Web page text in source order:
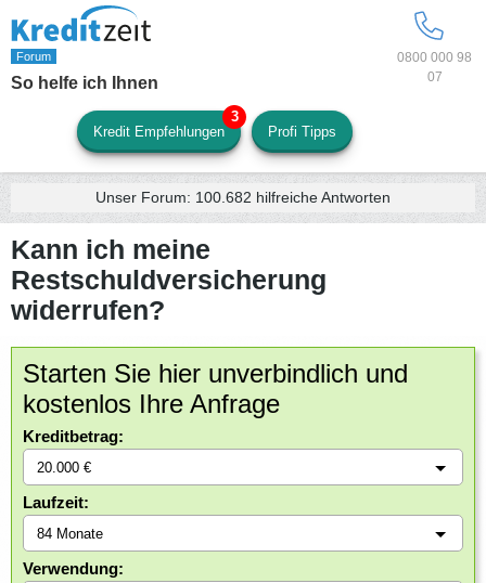
0800 000 98
07
So helfe ich Ihnen
Kredit Empfehlungen Profi Tipps
Unser Forum: 100.682 hilfreiche Antworten
Kann ich meine
Restschuldversicherung
widerrufen?
Starten Sie hier unverbindlich und
kostenlos Ihre Anfrage
Kreditbetrag:
Laufzeit:
Verwendung: